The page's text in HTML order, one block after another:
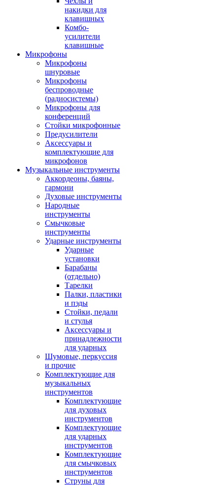
накидки для
клавишных
Комбо-
усилители
клавишные
Микрофоны
Микрофоны
шнуровые
Микрофоны
беспроводные
(радиосистемы)
Микрофоны для
конференций
Стойки микрофонные
Предусилители
Аксессуары и
комплектующие для
микрофонов
Музыкальные инструменты
Аккордеоны, баяны,
гармони
Духовые инструменты
Народные
инструменты
Смычковые
инструменты
Ударные инструменты
Ударные
установки
Барабаны
(отдельно)
Тарелки
Палки, пластики
и пэды
Стойки, педали
и стулья
Аксессуары и
принадлежности
для ударных
Шумовые, перкуссия
и прочие
Комплектующие для
музыкальных
инструментов
Комплектующие
для духовых
инструментов
Комплектующие
для ударных
инструментов
Комплектующие
для смычковых
инструментов
Струны для